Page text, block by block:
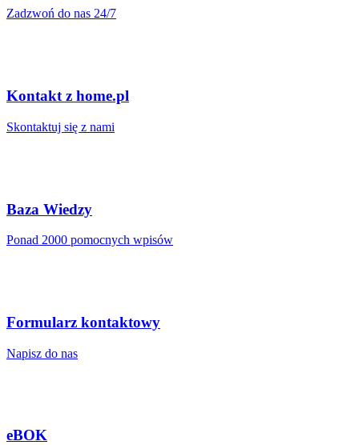
Zadzwoń do nas 24/7
Kontakt z home.pl
Skontaktuj się z nami
Baza Wiedzy
Ponad 2000 pomocnych wpisów
Formularz kontaktowy
Napisz do nas
eBOK